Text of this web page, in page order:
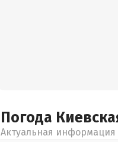
Погода
Актуальная информация